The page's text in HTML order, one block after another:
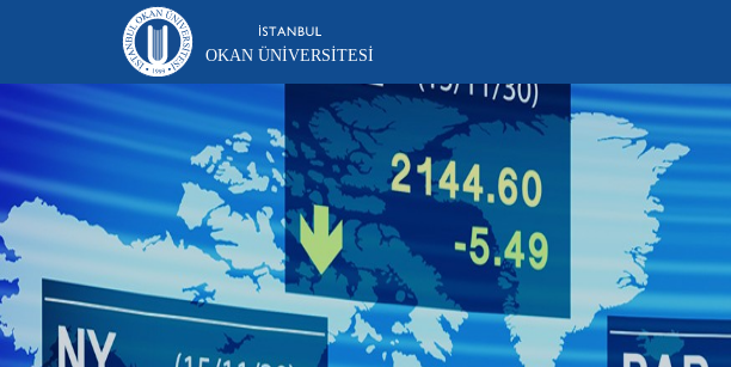
OKAN ÜNIVERSITESI